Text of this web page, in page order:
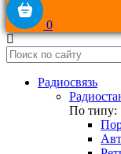
0
Радиосвязь
По типу: